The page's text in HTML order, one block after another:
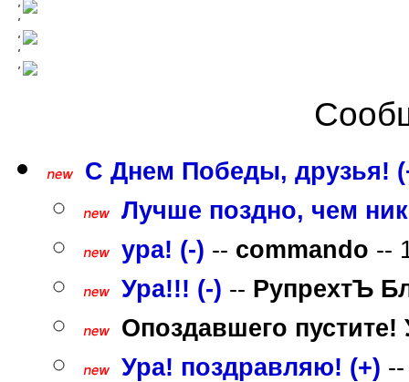
'
'
'
'
'
С Днем Победы, друзья!
Лучше поздно, чем
ура! (-) -- commando --
Ура!!! (-) -- РупрехтЪ
Опоздавшего пустите!
Ура! поздравляю! (+)